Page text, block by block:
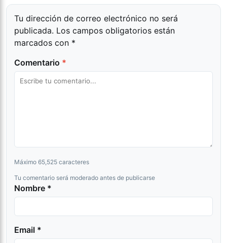
Tu dirección de correo electrónico no será
publicada. Los campos obligatorios están
marcados con *
Comentario *
Máximo 65,525 caracteres
Tu comentario será moderado antes de publicarse
Nombre *
Email *